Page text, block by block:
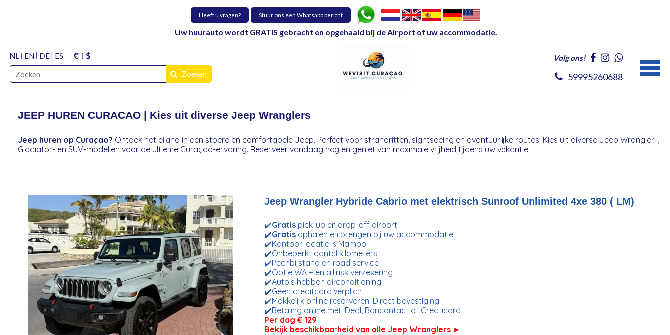
Heeft u vragen? Stuur ons een Whatsapp bericht
Uw huurauto wordt GRATIS gebracht en opgehaald bij de Airport of uw accommodatie.
NL EN DE ES € $
Zoeken
Volg ons!
59995260688
JEEP HUREN CURACAO | Kies uit diverse Jeep Wranglers
Jeep huren op Curaçao? Ontdek het eiland in een stoere en comfortabele Jeep. Perfect voor strandritten, sightseeing en avontuurlijke routes. Kies uit diverse Jeep Wrangler-,
Gladiator- en SUV-modellen voor de ultieme Curaçao-ervaring. Reserveer vandaag nog en geniet van maximale vrijheid tijdens uw vakantie.
Jeep Wrangler Hybride Cabrio met elektrisch Sunroof Unlimited 4xe 380 ( LM)
✔️Gratis pick-up en drop-off airport
✔️Gratis ophalen en brengen bij uw accommodatie
✔️Kantoor locatie is Mambo
✔️Onbeperkt aantal kilometers
✔️Pechbijstand en road service
✔️Optie WA + en all risk verzekering
✔️Auto's hebben airconditioning
✔️Geen creditcard verplicht
✔️Makkelijk online reserveren. Direct bevestiging.
✔️Betaling online met iDeal, Bancontact of Credticard
Per dag € 129
Bekijk beschikbaarheid van alle Jeep Wranglers ►